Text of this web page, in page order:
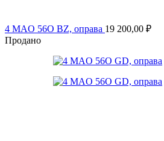
4 MAO 56O BZ, оправа 19 200,00 ₽
Продано